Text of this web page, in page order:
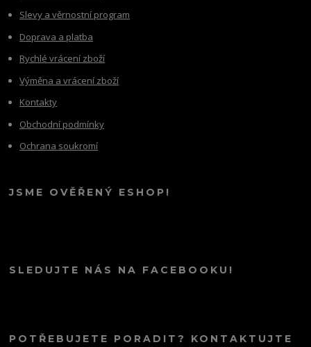
Slevy a věrnostní program
Doprava a platba
Rychlé vrácení zboží
Výměna a vrácení zboží
Kontakty
Obchodní podmínky
Ochrana soukromí
JSME OVĚŘENÝ ESHOP!
SLEDUJTE NÁS NA FACEBOOKU!
POTŘEBUJETE PORADIT? KONTAKTUJTE